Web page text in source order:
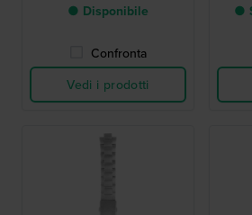
● Disponibile
Confronta
Vedi i prodotti
●